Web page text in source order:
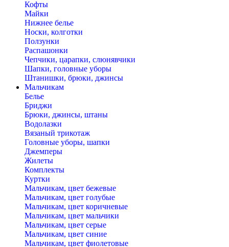
Кофты
Майки
Нижнее белье
Носки, колготки
Ползунки
Распашонки
Чепчики, царапки, слюнявчики
Шапки, головные уборы
Штанишки, брюки, джинсы
Мальчикам
Белье
Бриджи
Брюки, джинсы, штаны
Водолазки
Вязаный трикотаж
Головные уборы, шапки
Джемперы
Жилеты
Комплекты
Куртки
Мальчикам, цвет бежевые
Мальчикам, цвет голубые
Мальчикам, цвет коричневые
Мальчикам, цвет мальчики
Мальчикам, цвет серые
Мальчикам, цвет синие
Мальчикам, цвет фиолетовые